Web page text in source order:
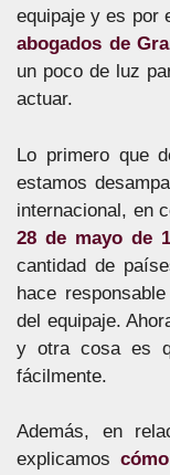
equipaje y es por
abogados de
un poco de luz
actuar.
Lo primero que
estamos
internacional, en
28 de mayo de
cantidad de
hace
del equipaje.
y otra cosa es
fácilmente.
Además, en
explicamos